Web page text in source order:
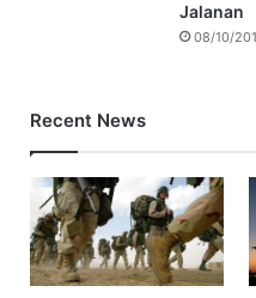
Jalanan
08/10/
Recent News